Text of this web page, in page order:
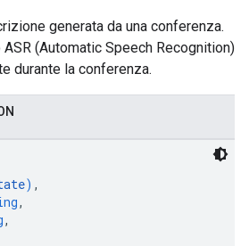
generata da una conferenza.
(Automatic Speech Recognition)
durante la conferenza.
) ,
,
,